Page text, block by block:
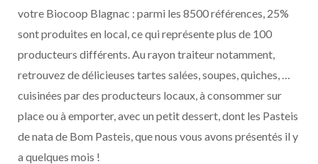
votre Biocoop Blagnac : parmi les 8500 références, 25%
sont produites en local, ce qui représente plus de 100
producteurs différents. Au rayon traiteur notamment,
retrouvez de délicieuses tartes salées, soupes, quiches, …
cuisinées par des producteurs locaux, à consommer sur
place ou à emporter, avec un petit dessert, dont les Pasteis
de nata de Bom Pasteis, que nous vous avons présentés il y
a quelques mois !